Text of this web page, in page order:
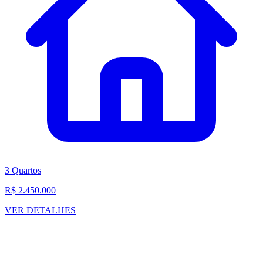
3 Quartos
R$ 2.450.000
VER DETALHES